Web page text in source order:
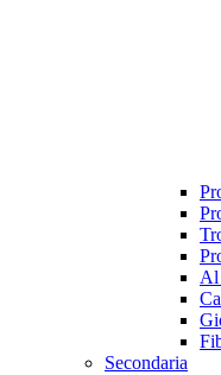
Al
Secondaria